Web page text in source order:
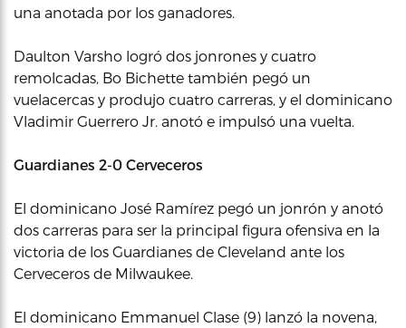
una anotada por los ganadores.
Daulton Varsho logró dos jonrones y cuatro
remolcadas, Bo Bichette también pegó un
vuelacercas y produjo cuatro carreras, y el dominicano
Vladimir Guerrero Jr. anotó e impulsó una vuelta.
Guardianes 2-0 Cerveceros
El dominicano José Ramírez pegó un jonrón y anotó
dos carreras para ser la principal figura ofensiva en la
victoria de los Guardianes de Cleveland ante los
Cerveceros de Milwaukee.
El dominicano Emmanuel Clase (9) lanzó la novena,